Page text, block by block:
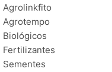
Agrolinkfito
Agrotempo
Biológicos
Fertilizantes
Sementes